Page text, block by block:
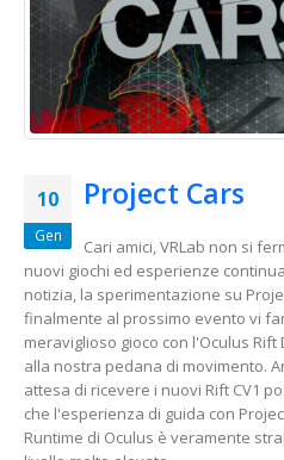
10
Gen
Project Cars
Cari amici, VRLab non si
nuovi giochi ed esperienze
notizia, la sperimentazione su
finalmente al prossimo evento vi
meraviglioso gioco con l'Oculus
alla nostra pedana di movimento.
attesa di ricevere i nuovi Rift CV1
che l'esperienza di guida con
Runtime di Oculus è veramente